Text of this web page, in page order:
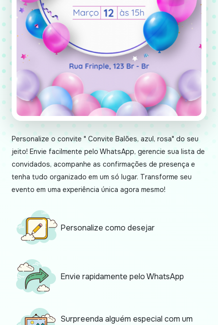
Personalize o convite " Convite Balões, azul, rosa" do seu
jeito! Envie facilmente pelo WhatsApp, gerencie sua lista de
convidados, acompanhe as confirmações de presença e
tenha tudo organizado em um só lugar. Transforme seu
evento em uma experiência única agora mesmo!
Personalize como desejar
Envie rapidamente pelo WhatsApp
Surpreenda alguém especial com um